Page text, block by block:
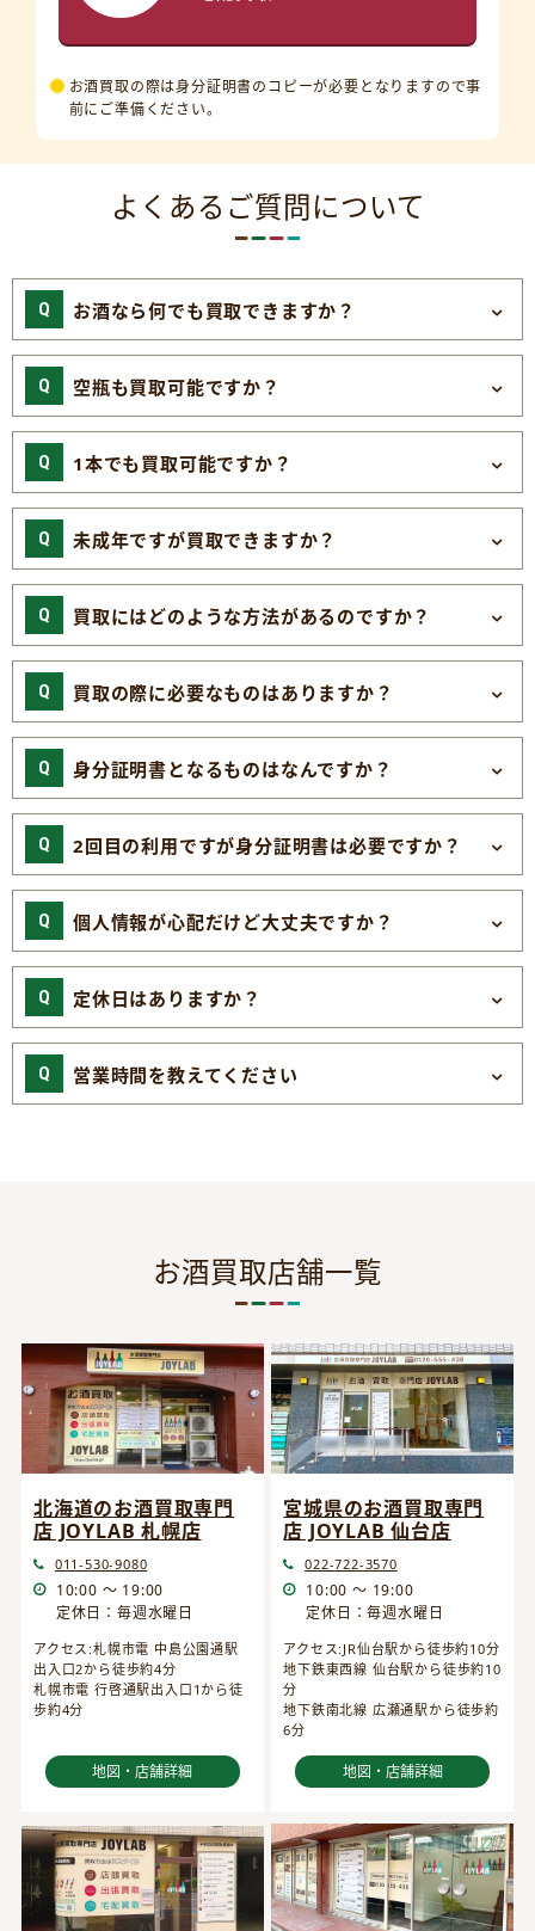
お酒買取の際は身分証明書のコピーが必要となりますので事
前にご準備ください。
よくあるご質問について
お酒なら何でも買取できますか？
空瓶も買取可能ですか？
1本でも買取可能ですか？
未成年ですが買取できますか？
買取にはどのような方法があるのですか？
買取の際に必要なものはありますか？
身分証明書となるものはなんですか？
2回目の利用ですが身分証明書は必要ですか？
個人情報が心配だけど大丈夫ですか？
定休日はありますか？
営業時間を教えてください
お酒買取店舗一覧
北海道のお酒買取専門
店 JOYLAB 札幌店
011-530-9080
10:00 ～ 19:00
定休日：毎週水曜日
アクセス:札幌市電 中島公園通駅
出入口2から徒歩約4分
札幌市電 行啓通駅出入口1から徒
歩約4分
地図・店舗詳細
宮城県のお酒買取専門
店 JOYLAB 仙台店
022-722-3570
10:00 ～ 19:00
定休日：毎週水曜日
アクセス:JR仙台駅から徒歩約10分
地下鉄東西線 仙台駅から徒歩約10
分
地下鉄南北線 広瀬通駅から徒歩約
6分
地図・店舗詳細